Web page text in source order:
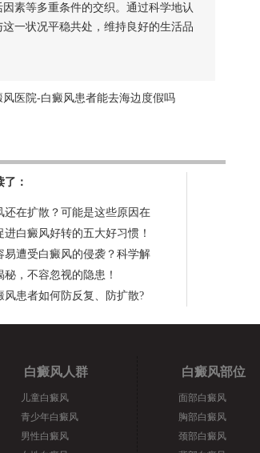
素等多重条件的交织。通过科学地认
一状况平稳共处，维持良好的生活品
风医院-白癜风患者能去海边度假吗
：
还在扩散？可能是这些原因在
白癜风好转的五大好习惯！
易遭受白癜风的侵袭？科学解
，不容忽视的隐患！
风患者如何防反复、防扩散?
白癜风人群
儿童白癜风
青少年白癜风
男性白癜风
白癜风部位
面部白癜风
胸部白癜风
颈部白癜风